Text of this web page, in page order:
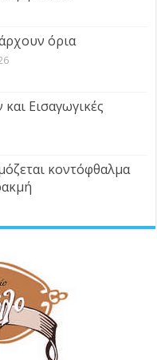
όρια
Εισαγωγικές
κοντόφθαλμα